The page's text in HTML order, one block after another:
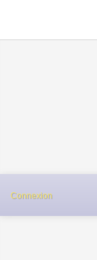
Connexion